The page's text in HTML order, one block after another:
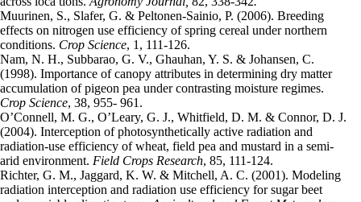
Muurinen, S., Slafer, G. & Peltonen-Sainio, P. (2006). Breeding
effects on nitrogen use efficiency of spring cereal under northern
conditions. Crop Science, 1, 111-126.
Nam, N. H., Subbarao, G. V., Ghauhan, Y. S. & Johansen, C.
(1998). Importance of canopy attributes in determining dry matter
accumulation of pigeon pea under contrasting moisture regimes.
Crop Science, 38, 955- 961.
O’Connell, M. G., O’Leary, G. J., Whitfield, D. M. & Connor, D. J.
(2004). Interception of photosynthetically active radiation and
radiation-use efficiency of wheat, field pea and mustard in a semi-
arid environment. Field Crops Research, 85, 111-124.
Richter, G. M., Jaggard, K. W. & Mitchell, A. C. (2001). Modeling
radiation interception and radiation use efficiency for sugar beet